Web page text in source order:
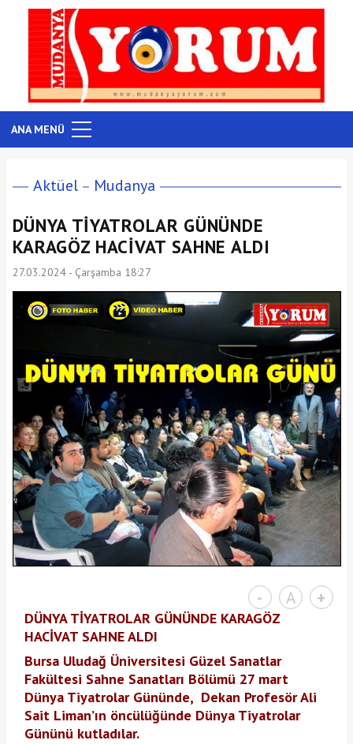
ANA MENÜ
Aktüel Mudanya
DÜNYA TİYATROLAR GÜNÜNDE
KARAGÖZ HACİVAT SAHNE ALDI
27.03.2024 - Çarşamba 18:27
- A +
DÜNYA TİYATROLAR GÜNÜNDE KARAGÖZ
HACİVAT SAHNE ALDI
Bursa Uludağ Üniversitesi Güzel Sanatlar
Fakültesi Sahne Sanatları Bölümü 27 mart
Dünya Tiyatrolar Gününde, Dekan Profesör Ali
Sait Liman’ın öncülüğünde Dünya Tiyatrolar
Gününü kutladılar.